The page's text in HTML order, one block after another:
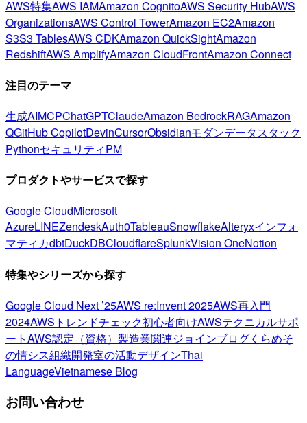
AWS特集AWS IAMAmazon CognitoAWS Security HubAWS
OrganizationsAWS Control TowerAmazon EC2Amazon
S3S3 TablesAWS CDKAmazon QuickSightAmazon
RedshiftAWS AmplifyAmazon CloudFrontAmazon Connect
注目のテーマ
生成AIMCPChatGPTClaudeAmazon BedrockRAGAmazon
QGitHub CopilotDevinCursorObsidianモダンデータスタック
PythonセキュリティPM
プロダクトやサービスで探す
Google CloudMicrosoft
AzureLINEZendeskAuth0TableauSnowflakeAlteryxインフォ
マティカdbtDuckDBCloudflareSplunkVision OneNotion
特集やシリーズから探す
Google Cloud Next ’25AWS re:Invent 2025AWS再入門
2024AWSトレンドチェック初心者向けAWSテクニカルサポ
ートAWS認定（資格） 製造業関連ジョインブログくらめそ
の情シス組織開発室の活動デザインThai
LanguageVietnamese Blog
お問い合わせ